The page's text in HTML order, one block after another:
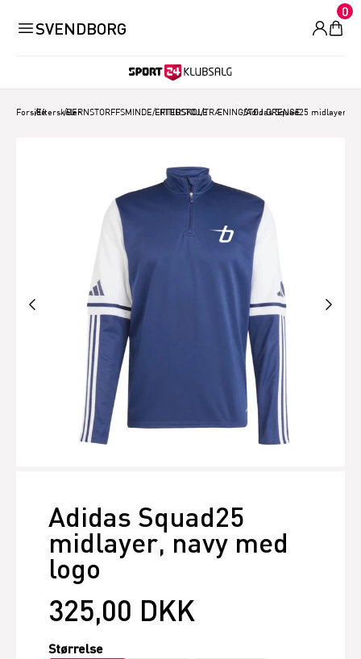
SVENDBORG
0
Forside
/Efterskoler
/BERNSTORFFSMINDE EFTERSKOLE
/FRITIDSTØJ/TRÆNINGSTØJ DRENGE
/Adidas Squad25 midlayer,
Adidas Squad25
midlayer, navy med
logo
325,00 DKK
Størrelse